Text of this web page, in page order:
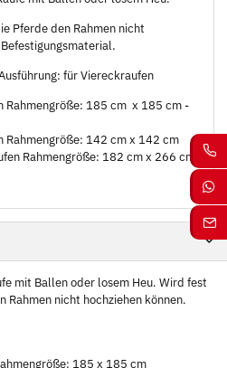
Pferde den Rahmen nicht
für Viereckraufen
Rahmengröße: 185 cm x 185 cm -
Rahmengröße: 142 cm x 142 cm
Rahmengröße: 182 cm x 266 cm
mit Ballen oder losem Heu. Wird fest
Rahmen nicht hochziehen können.
185 x 185 cm